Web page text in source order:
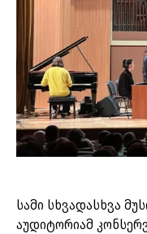
სამი სხვადასხვა
აუდიტორიამ